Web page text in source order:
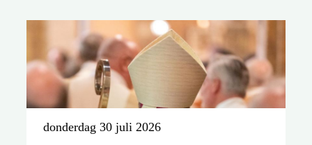
donderdag 30 juli 2026